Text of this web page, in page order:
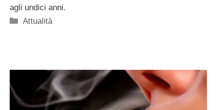
agli undici anni.
Categorie
Attualità